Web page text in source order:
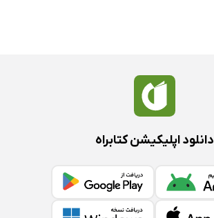
دانلود اپلیکیشن کتابراه